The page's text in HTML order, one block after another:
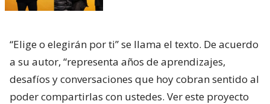
“Elige o elegirán por ti” se llama el texto. De acuerdo
a su autor, “representa años de aprendizajes,
desafíos y conversaciones que hoy cobran sentido al
poder compartirlas con ustedes. Ver este proyecto